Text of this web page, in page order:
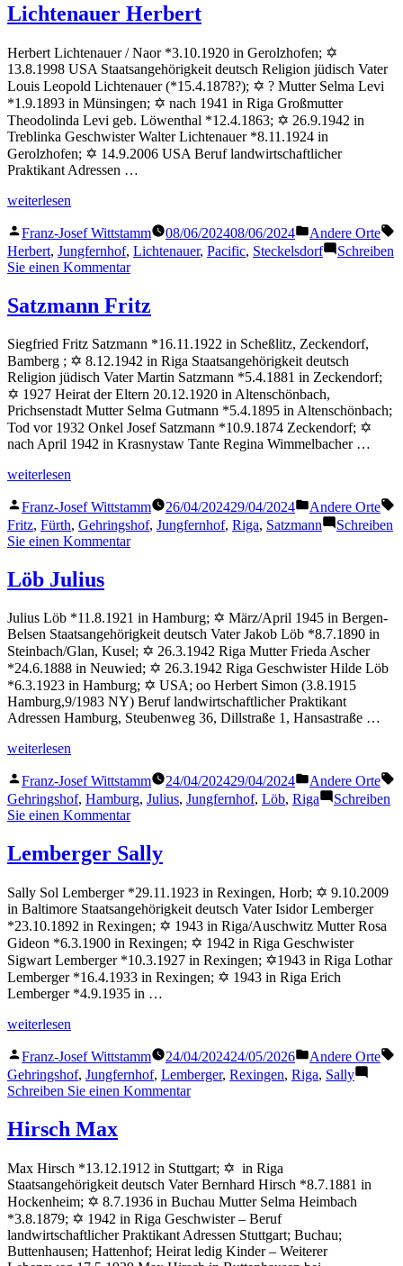
Lichtenauer Herbert
Herbert Lichtenauer / Naor *3.10.1920 in Gerolzhofen; ✡
13.8.1998 USA Staatsangehörigkeit deutsch Religion jüdisch Vater
Louis Leopold Lichtenauer (*15.4.1878?); ✡ ? Mutter Selma Levi
*1.9.1893 in Münsingen; ✡ nach 1941 in Riga Großmutter
Theodolinda Levi geb. Löwenthal *12.4.1863; ✡ 26.9.1942 in
Treblinka Geschwister Walter Lichtenauer *8.11.1924 in
Gerolzhofen; ✡ 14.9.2006 USA Beruf landwirtschaftlicher
Praktikant Adressen …
„Lichtenauer
weiterlesen
Veröffentlicht
von
Franz-Josef Wittstamm 08/06/202408/06/2024
Veröffentlicht
in
Andere Orte
Herbert, Jungfernhof, Lichtenauer, Pacific, Steckelsdorf
Schreiben
Sie einen Kommentarzu
Herbert
Satzmann Fritz
Siegfried Fritz Satzmann *16.11.1922 in Scheßlitz, Zeckendorf,
Bamberg ; ✡ 8.12.1942 in Riga Staatsangehörigkeit deutsch
Religion jüdisch Vater Martin Satzmann *5.4.1881 in Zeckendorf;
✡ 1927 Heirat der Eltern 20.12.1920 in Altenschönbach,
Prichsenstadt Mutter Selma Gutmann *5.4.1895 in Altenschönbach;
Tod vor 1932 Onkel Josef Satzmann *10.9.1874 Zeckendorf; ✡
nach April 1942 in Krasnystaw Tante Regina Wimmelbacher …
„Satzmann
weiterlesen
Veröffentlicht
von
Franz-Josef Wittstamm 26/04/202429/04/2024
Veröffentlicht
in
Andere Orte
Fritz, Fürth, Gehringshof, Jungfernhof, Riga, Satzmann
Schreiben
Sie einen Kommentarzu
Löb Julius
Julius Löb *11.8.1921 in Hamburg; ✡ März/April 1945 in Bergen-
Belsen Staatsangehörigkeit deutsch Vater Jakob Löb *8.7.1890 in
Steinbach/Glan, Kusel; ✡ 26.3.1942 Riga Mutter Frieda Ascher
*24.6.1888 in Neuwied; ✡ 26.3.1942 Riga Geschwister Hilde Löb
*6.3.1923 in Hamburg; ✡ USA; oo Herbert Simon (3.8.1915
Hamburg,9/1983 NY) Beruf landwirtschaftlicher Praktikant
Adressen Hamburg, Steubenweg 36, Dillstraße 1, Hansastraße …
„Löb
weiterlesen
Veröffentlicht
von
Franz-Josef Wittstamm 24/04/202429/04/2024
Veröffentlicht
in
Andere Orte
Gehringshof, Hamburg, Julius, Jungfernhof, Löb, Riga
Schreiben
Sie einen Kommentarzu
Julius
Lemberger Sally
Sally Sol Lemberger *29.11.1923 in Rexingen, Horb; ✡ 9.10.2009
in Baltimore Staatsangehörigkeit deutsch Vater Isidor Lemberger
*23.10.1892 in Rexingen; ✡ 1943 in Riga/Auschwitz Mutter Rosa
Gideon *6.3.1900 in Rexingen; ✡ 1942 in Riga Geschwister
Sigwart Lemberger *10.3.1927 in Rexingen; ✡1943 in Riga Lothar
Lemberger *16.4.1933 in Rexingen; ✡ 1943 in Riga Erich
Lemberger *4.9.1935 in …
„Lemberger
weiterlesen
Veröffentlicht
von
Franz-Josef Wittstamm 24/04/202424/05/2026
Veröffentlicht
in
Andere Orte
Gehringshof, Jungfernhof, Lemberger, Rexingen, Riga, Sally
Schreiben Sie einen Kommentarzu
Hirsch Max
Max Hirsch *13.12.1912 in Stuttgart; ✡ in Riga
Staatsangehörigkeit deutsch Vater Bernhard Hirsch *8.7.1881 in
Hockenheim; ✡ 8.7.1936 in Buchau Mutter Selma Heimbach
*3.8.1879; ✡ 1942 in Riga Geschwister – Beruf
landwirtschaftlicher Praktikant Adressen Stuttgart; Buchau;
Buttenhausen; Hattenhof; Heirat ledig Kinder – Weiterer